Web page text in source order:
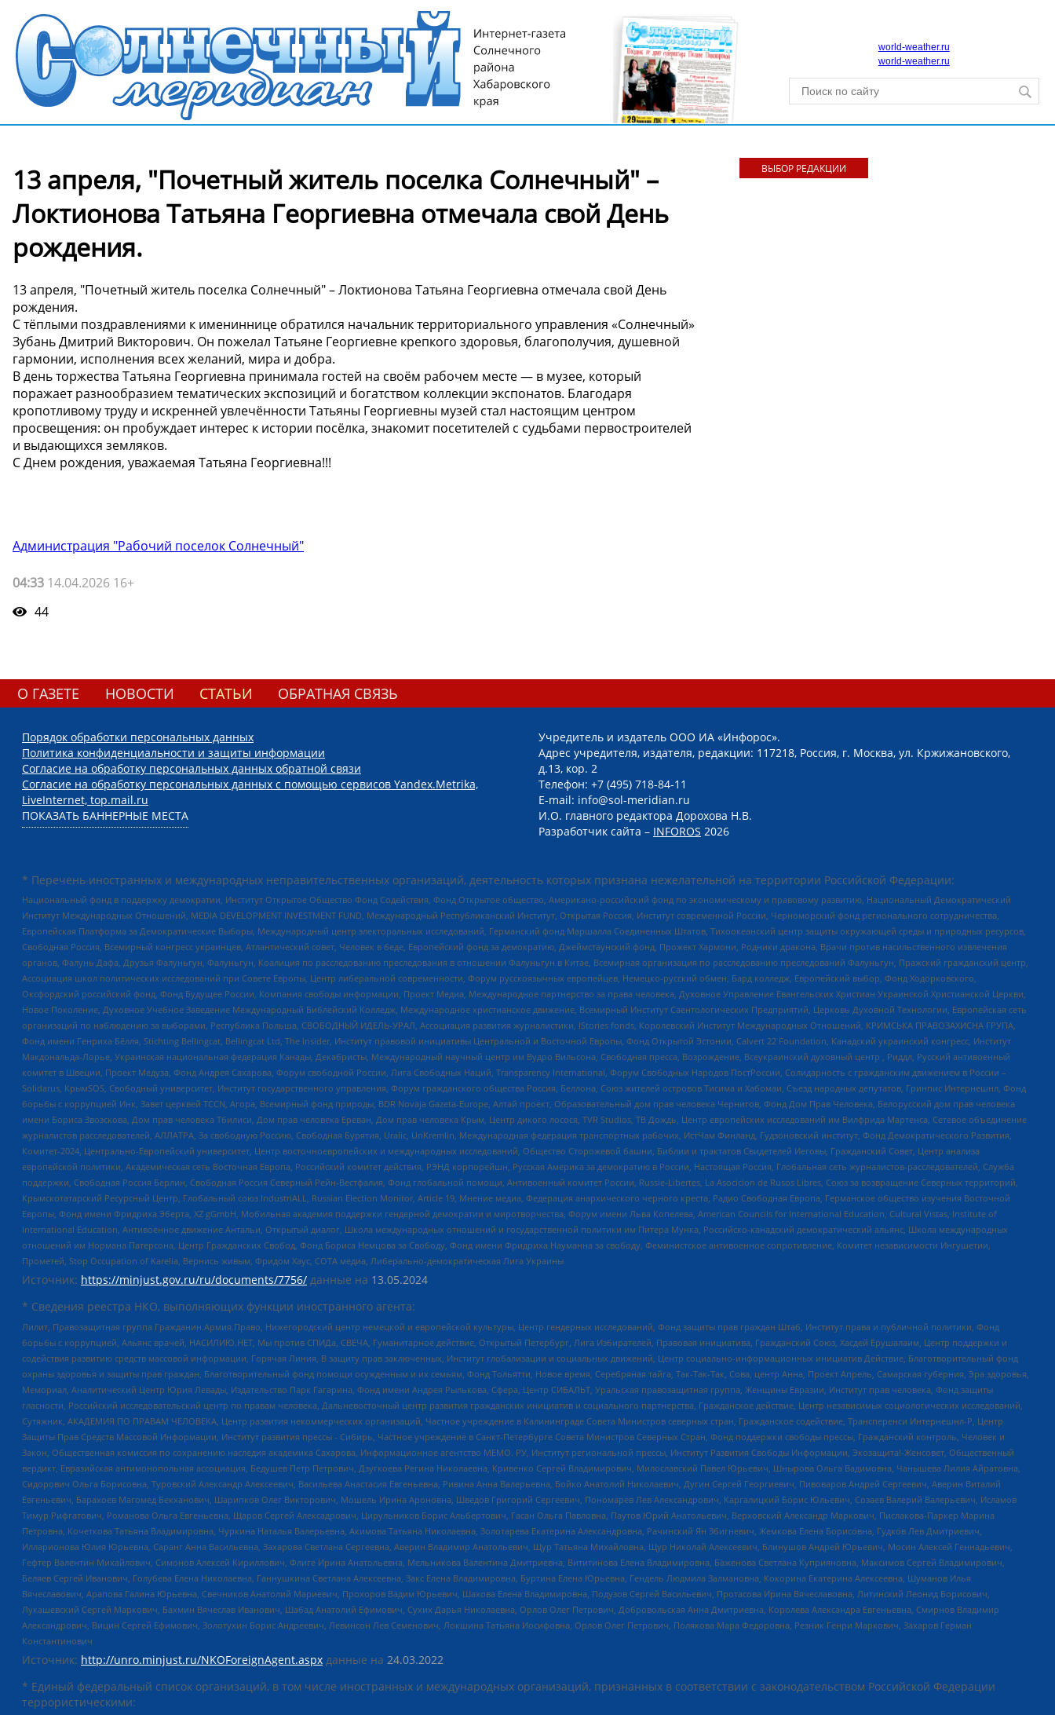
world-weather.ru
world-weather.ru
13 апреля, "Почетный житель поселка Солнечный" –
Локтионова Татьяна Георгиевна отмечала свой День
рождения.
13 апреля, "Почетный житель поселка Солнечный" – Локтионова Татьяна Георгиевна отмечала свой День
рождения.
С тёплыми поздравлениями к имениннице обратился начальник территориального управления «Солнечный»
Зубань Дмитрий Викторович. Он пожелал Татьяне Георгиевне крепкого здоровья, благополучия, душевной
гармонии, исполнения всех желаний, мира и добра.
В день торжества Татьяна Георгиевна принимала гостей на своём рабочем месте — в музее, который
поражает разнообразием тематических экспозиций и богатством коллекции экспонатов. Благодаря
кропотливому труду и искренней увлечённости Татьяны Георгиевны музей стал настоящим центром
просвещения: он пробуждает интерес к истории посёлка, знакомит посетителей с судьбами первостроителей
и выдающихся земляков.
С Днем рождения, уважаемая Татьяна Георгиевна!!!
Администрация "Рабочий поселок Солнечный"
04:33 14.04.2026 16+
44
ВЫБОР РЕДАКЦИИ
О ГАЗЕТЕ НОВОСТИ СТАТЬИ ОБРАТНАЯ СВЯЗЬ
Порядок обработки персональных данных
Политика конфиденциальности и защиты информации
Согласие на обработку персональных данных обратной связи
Согласие на обработку персональных данных с помощью сервисов Yandex.Metrika,
LiveInternet, top.mail.ru
ПОКАЗАТЬ БАННЕРНЫЕ МЕСТА
Учредитель и издатель ООО ИА «Инфорос».
Адрес учредителя, издателя, редакции: 117218, Россия, г. Москва, ул. Кржижановского,
д.13, кор. 2
Телефон: +7 (495) 718-84-11
E-mail: info@sol-meridian.ru
И.О. главного редактора Дорохова Н.В.
Разработчик сайта – INFOROS 2026
* Перечень иностранных и международных неправительственных организаций, деятельность которых признана нежелательной на территории Российской Федерации:
Национальный фонд в поддержку демократии, Институт Открытое Общество Фонд Содействия, Фонд Открытое общество, Американо-российский фонд по экономическому и правовому развитию, Национальный Демократический
Институт Международных Отношений, MEDIA DEVELOPMENT INVESTMENT FUND, Международный Республиканский Институт, Открытая Россия, Институт современной России, Черноморский фонд регионального сотрудничества,
Европейская Платформа за Демократические Выборы, Международный центр электоральных исследований, Германский фонд Маршалла Соединенных Штатов, Тихоокеанский центр защиты окружающей среды и природных ресурсов,
Свободная Россия, Всемирный конгресс украинцев, Атлантический совет, Человек в беде, Европейский фонд за демократию, Джеймстаунский фонд, Прожект Хармони, Родники дракона, Врачи против насильственного извлечения
органов, Фалунь Дафа, Друзья Фалуньгун, Фалуньгун, Коалиция по расследованию преследования в отношении Фалуньгун в Китае, Всемирная организация по расследованию преследований Фалуньгун, Пражский гражданский центр,
Ассоциация школ политических исследований при Совете Европы, Центр либеральной современности, Форум русскоязычных европейцев, Немецко-русский обмен, Бард колледж, Европейский выбор, Фонд Ходорковского,
Оксфордский российский фонд, Фонд Будущее России, Компания свободы информации, Проект Медиа, Международное партнерство за права человека, Духовное Управление Евангельских Христиан Украинской Христианской Церкви,
Новое Поколение, Духовное Учебное Заведение Международный Библейский Колледж, Международное христианское движение, Всемирный Институт Саентологических Предприятий, Церковь Духовной Технологии, Европейская сеть
организаций по наблюдению за выборами, Республика Польша, СВОБОДНЫЙ ИДЕЛЬ-УРАЛ, Ассоциация развития журналистики, IStories fonds, Королевский Институт Международных Отношений, КРИМСЬКА ПРАВОЗАХИСНА ГРУПА,
Фонд имени Генриха Бёлля, Stichting Bellingcat, Bellingcat Ltd, The Insider, Институт правовой инициативы Центральной и Восточной Европы, Фонд Открытой Эстонии, Calvert 22 Foundation, Канадский украинский конгресс, Институт
Макдональда-Лорье, Украинская национальная федерация Канады, Декабристы, Международный научный центр им Вудро Вильсона, Свободная пресса, Возрождение, Всеукраинский духовный центр , Риддл, Русский антивоенный
комитет в Швеции, Проект Медуза, Фонд Андрея Сахарова, Форум свободной России, Лига Свободных Наций, Transparеncy International, Форум Свободных Народов ПостРоссии, Солидарность с гражданским движением в России –
Solidarus, КрымSOS, Свободный университет, Институт государственного управления, Форум гражданского общества Россия, Беллона, Союз жителей островов Тисима и Хабомаи, Съезд народных депутатов, Гринпис Интернешнл, Фонд
борьбы с коррупцией Инк, Завет церквей TCCN, Агора, Всемирный фонд природы, BDR Novaja Gazeta-Europe, Алтай проект, Образовательный дом прав человека Чернигов, Фонд Дом Прав Человека, Белорусский дом прав человека
имени Бориса Звозскова, Дом прав человека Тбилиси, Дом прав человека Ереван, Дом прав человека Крым, Центр дикого лосося, TVR Studios, ТВ Дождь, Центр европейских исследований им Вилфрида Мартенса, Сетевое объединение
журналистов расследователей, АЛЛАТРА, За свободную Россию, Свободная Бурятия, Uralic, UnKremlin, Международная федерация транспортных рабочих, ИстЧам Финланд, Гудзоновский институт, Фонд Демократического Развития,
Комитет-2024, Центрально-Европейский университет, Центр восточноевропейских и международных исследований, Общество Сторожевой башни, Библии и трактатов Свидетелей Иеговы, Гражданский Совет, Центр анализа
европейской политики, Академическая сеть Восточная Европа, Российский комитет действия, РЭНД корпорейшн, Русская Америка за демократию в России, Настоящая Россия, Глобальная сеть журналистов-расследователей, Служба
поддержки, Свободная Россия Берлин, Свободная Россия Северный Рейн-Вестфалия, Фонд глобальной помощи, Антивоенный комитет России, Russie-Libertes, La Asocicion de Rusos Libres, Союз за возвращение Северных территорий,
Крымскотатарский Ресурсный Центр, Глобальный союз IndustriALL, Russian Election Monitor, Article 19, Мнение медиа, Федерация анархического черного креста, Радио Свободная Европа, Германское общество изучения Восточной
Европы, Фонд имени Фридриха Эберта, XZ gGmbH, Мобильная академия поддержки гендерной демократии и миротворчества, Форум имени Льва Копелева, American Councils for International Education, Cultural Vistas, Institute of
International Education, Антивоенное движение Антальи, Открытый диалог, Школа международных отношений и государственной политики им Питера Мунка, Российско-канадский демократический альянс, Школа международных
отношений им Нормана Патерсона, Центр Гражданских Свобод, Фонд Бориса Немцова за Свободу, Фонд имени Фридриха Науманна за свободу, Феминистское антивоенное сопротивление, Комитет независимости Ингушетии,
Прометей, Stop Occupation of Karelia, Вернись живым, Фридом Хаус, СОТА медиа, Либерально-демократическая Лига Украины
Источник: https://minjust.gov.ru/ru/documents/7756/ данные на 13.05.2024
* Сведения реестра НКО, выполняющих функции иностранного агента:
Лилит, Правозащитная группа Гражданин.Армия.Право, Нижегородский центр немецкой и европейской культуры, Центр гендерных исследований, Фонд защиты прав граждан Штаб, Институт права и публичной политики, Фонд
борьбы с коррупцией, Альянс врачей, НАСИЛИЮ.НЕТ, Мы против СПИДа, СВЕЧА, Гуманитарное действие, Открытый Петербург, Лига Избирателей, Правовая инициатива, Гражданский Союз, Хасдей Ерушалаим, Центр поддержки и
содействия развитию средств массовой информации, Горячая Линия, В защиту прав заключенных, Институт глобализации и социальных движений, Центр социально-информационных инициатив Действие, Благотворительный фонд
охраны здоровья и защиты прав граждан, Благотворительный фонд помощи осужденным и их семьям, Фонд Тольятти, Новое время, Серебряная тайга, Так-Так-Так, Сова, центр Анна, Проект Апрель, Самарская губерния, Эра здоровья,
Мемориал, Аналитический Центр Юрия Левады, Издательство Парк Гагарина, Фонд имени Андрея Рылькова, Сфера, Центр СИБАЛЬТ, Уральская правозащитная группа, Женщины Евразии, Институт прав человека, Фонд защиты
гласности, Российский исследовательский центр по правам человека, Дальневосточный центр развития гражданских инициатив и социального партнерства, Гражданское действие, Центр независимых социологических исследований,
Сутяжник, АКАДЕМИЯ ПО ПРАВАМ ЧЕЛОВЕКА, Центр развития некоммерческих организаций, Частное учреждение в Калининграде Совета Министров северных стран, Гражданское содействие, Трансперенси Интернешнл-Р, Центр
Защиты Прав Средств Массовой Информации, Институт развития прессы - Сибирь, Частное учреждение в Санкт-Петербурге Совета Министров Северных Стран, Фонд поддержки свободы прессы, Гражданский контроль, Человек и
Закон, Общественная комиссия по сохранению наследия академика Сахарова, Информационное агентство МЕМО. РУ, Институт региональной прессы, Институт Развития Свободы Информации, Экозащита!-Женсовет, Общественный
вердикт, Евразийская антимонопольная ассоциация, Бедушев Петр Петрович, Дзугкоева Регина Николаевна, Кривенко Сергей Владимирович, Милославский Павел Юрьевич, Шнырова Ольга Вадимовна, Чанышева Лилия Айратовна,
Сидорович Ольга Борисовна, Туровский Александр Алексеевич, Васильева Анастасия Евгеньевна, Ривина Анна Валерьевна, Бойко Анатолий Николаевич, Дугин Сергей Георгиевич, Пивоваров Андрей Сергеевич, Аверин Виталий
Евгеньевич, Барахоев Магомед Бекханович, Шарипков Олег Викторович, Мошель Ирина Ароновна, Шведов Григорий Сергеевич, Пономарев Лев Александрович, Каргалицкий Борис Юльевич, Созаев Валерий Валерьевич, Исламов
Тимур Рифгатович, Романова Ольга Евгеньевна, Щаров Сергей Алексадрович, Цирульников Борис Альбертович, Гасан Ольга Павловна, Паутов Юрий Анатольевич, Верховский Александр Маркович, Пислакова-Паркер Марина
Петровна, Кочеткова Татьяна Владимировна, Чуркина Наталья Валерьевна, Акимова Татьяна Николаевна, Золотарева Екатерина Александровна, Рачинский Ян Збигневич, Жемкова Елена Борисовна, Гудков Лев Дмитриевич,
Илларионова Юлия Юрьевна, Саранг Анна Васильевна, Захарова Светлана Сергеевна, Аверин Владимир Анатольевич, Щур Татьяна Михайловна, Щур Николай Алексеевич, Блинушов Андрей Юрьевич, Мосин Алексей Геннадьевич,
Гефтер Валентин Михайлович, Симонов Алексей Кириллович, Флиге Ирина Анатольевна, Мельникова Валентина Дмитриевна, Вититинова Елена Владимировна, Баженова Светлана Куприяновна, Максимов Сергей Владимирович,
Беляев Сергей Иванович, Голубева Елена Николаевна, Ганнушкина Светлана Алексеевна, Закс Елена Владимировна, Буртина Елена Юрьевна, Гендель Людмила Залмановна, Кокорина Екатерина Алексеевна, Шуманов Илья
Вячеславович, Арапова Галина Юрьевна, Свечников Анатолий Мариевич, Прохоров Вадим Юрьевич, Шахова Елена Владимировна, Подузов Сергей Васильевич, Протасова Ирина Вячеславовна, Литинский Леонид Борисович,
Лукашевский Сергей Маркович, Бахмин Вячеслав Иванович, Шабад Анатолий Ефимович, Сухих Дарья Николаевна, Орлов Олег Петрович, Добровольская Анна Дмитриевна, Королева Александра Евгеньевна, Смирнов Владимир
Александрович, Вицин Сергей Ефимович, Золотухин Борис Андреевич, Левинсон Лев Семенович, Локшина Татьяна Иосифовна, Орлов Олег Петрович, Полякова Мара Федоровна, Резник Генри Маркович, Захаров Герман
Константинович
Источник: http://unro.minjust.ru/NKOForeignAgent.aspx данные на 24.03.2022
* Единый федеральный список организаций, в том числе иностранных и международных организаций, признанных в соответствии с законодательством Российской Федерации
террористическими: